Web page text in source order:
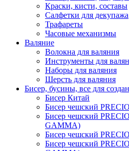
Краски, кисти, составы
Салфетки для декупажа
Трафареты
Часовые механизмы
Валяние
Волокна для валяния
Инструменты для
Наборы для валяния
Шерсть для валяния
Бисер, бусины, все для
Бисер Китай
Бисер чешский
Бисер чешский
GAMMA)
Бисер чешский
Бисер чешский